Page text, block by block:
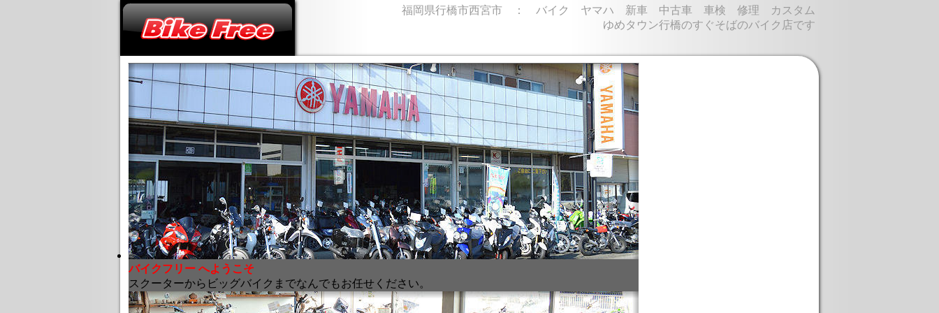
福岡県行橋市西宮市 ： バイク ヤマハ 新車 中古車 車検 修理 カスタム
ゆめタウン行橋のすぐそばのバイク店です
バイクフリー へようこそ
スクーターからビッグバイクまでなんでもお任せください。